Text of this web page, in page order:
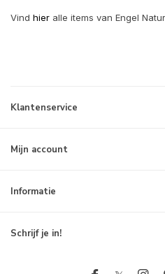
Vind hier alle items van Engel Natur
Klantenservice
Mijn account
Informatie
Schrijf je in!